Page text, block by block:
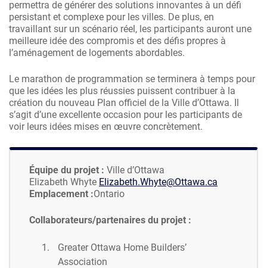
permettra de générer des solutions innovantes à un défi
persistant et complexe pour les villes. De plus, en
travaillant sur un scénario réel, les participants auront une
meilleure idée des compromis et des défis propres à
l’aménagement de logements abordables.
Le marathon de programmation se terminera à temps pour
que les idées les plus réussies puissent contribuer à la
création du nouveau Plan officiel de la Ville d’Ottawa. Il
s’agit d’une excellente occasion pour les participants de
voir leurs idées mises en œuvre concrètement.
Équipe du projet : Ville d’Ottawa
Elizabeth Whyte Elizabeth.Whyte@Ottawa.ca
Emplacement :Ontario
Collaborateurs/partenaires du projet :
Greater Ottawa Home Builders’
Association